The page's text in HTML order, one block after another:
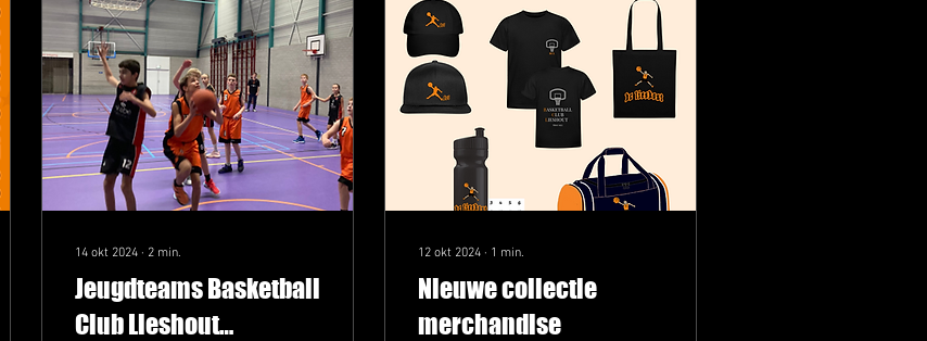
14 okt 2024 ∙ 2 min.
Jeugdteams Basketball
Club Lieshout
12 okt 2024 ∙ 1 min.
Nieuwe collectie
merchandise